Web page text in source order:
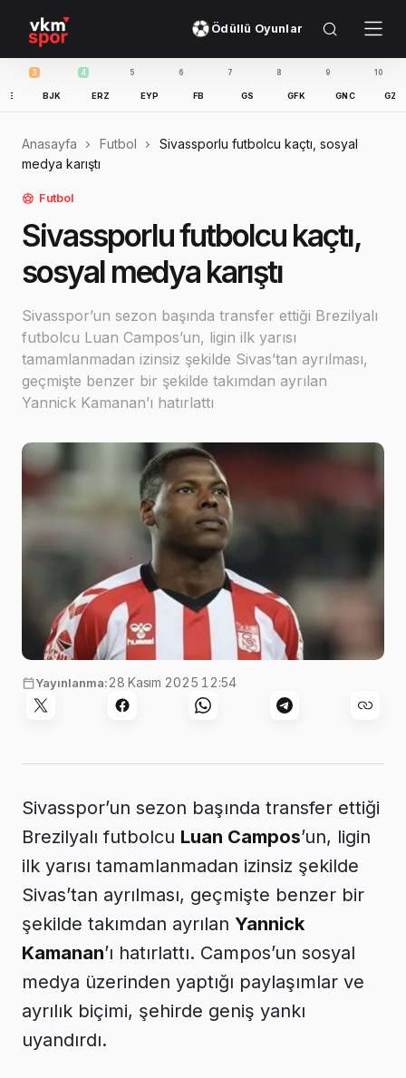
Ödüllü Oyunlar
BJK ERZ EYP FB GS GFK GNC GZT
Anasayfa Futbol
Sivassporlu futbolcu kaçtı, sosyal
medya karıştı
Futbol
Sivassporlu futbolcu kaçtı,
sosyal medya karıştı
Sivasspor’un sezon başında transfer ettiği Brezilyalı
futbolcu Luan Campos’un, ligin ilk yarısı
tamamlanmadan izinsiz şekilde Sivas’tan ayrılması,
geçmişte benzer bir şekilde takımdan ayrılan
Yannick Kamanan’ı hatırlattı
Yayınlanma:28 Kasım 2025 12:54
Sivasspor’un sezon başında transfer ettiği
Brezilyalı futbolcu Luan Campos’un, ligin
ilk yarısı tamamlanmadan izinsiz şekilde
Sivas’tan ayrılması, geçmişte benzer bir
şekilde takımdan ayrılan Yannick
Kamanan’ı hatırlattı. Campos’un sosyal
medya üzerinden yaptığı paylaşımlar ve
ayrılık biçimi, şehirde geniş yankı
uyandırdı.